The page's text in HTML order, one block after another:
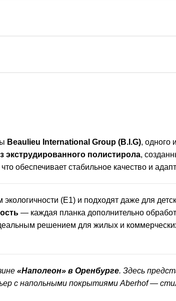
Beaulieu International Group (B.I.G), одного
полистирола,
обеспечивает стабильное качество и
(E1) и подходят даже для
— каждая планка дополнительно
решением для жилых и
«Наполеон» в Оренбурге. Здесь
с напольными покрытиями Aberhof —